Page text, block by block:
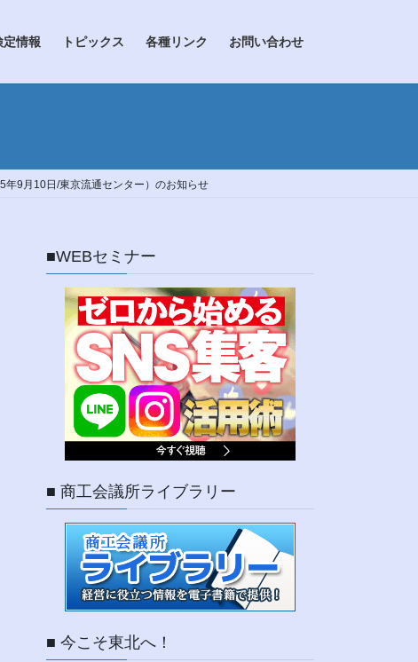
定情報 トピックス 各種リンク お問い合わせ
年9月10日/東京流通センター）のお知らせ
■WEBセミナー
■ 商工会議所ライブラリー
■ 今こそ東北へ！